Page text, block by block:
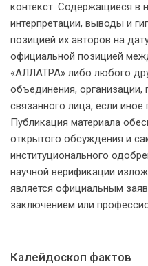
контекст. Содержащиеся в
интерпретации, выводы и
позицией их авторов на
официальной позицией
«АЛЛАТРА» либо любого
объединения, организации,
связанного лица, если
Публикация материала
открытого обсуждения и
институционального
научной верификации
является официальным
заключением или
Калейдоскоп фактов